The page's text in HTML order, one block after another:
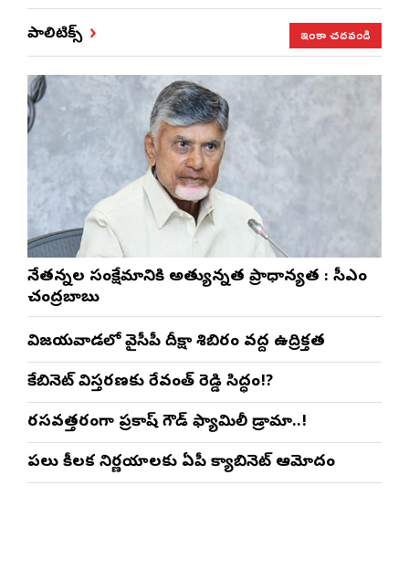
పాలిటిక్స్ ఇంకా చదవండి
నేతన్నల సంక్షేమానికి అత్యున్నత ప్రాధాన్యత : సీఎం
చంద్రబాబు
విజయవాడలో వైసీపీ దీక్షా శిబిరం వద్ద ఉద్రిక్తత
కేబినెట్ విస్తరణకు రేవంత్ రెడ్డి సిద్ధం!?
రసవత్తరంగా ప్రకాష్ గౌడ్ ఫ్యామిలీ డ్రామా..!
పలు కీలక నిర్ణయాలకు ఏపీ క్యాబినెట్ ఆమోదం